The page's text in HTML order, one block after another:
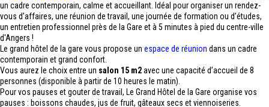
un cadre contemporain, calme et accueillant. Idéal pour organiser un rendez-
vous d’affaires, une réunion de travail, une journée de formation ou d’études,
un entretien professionnel près de la Gare et à 5 minutes à pied du centre-ville
d'Angers !
Le grand hôtel de la gare vous propose un espace de réunion dans un cadre
contemporain et grand confort.
Vous aurez le choix entre un salon 15 m2avec une capacité d’accueil de 8
personnes (disponible à partir de 10 heures le matin).
Pour vos pauses et gouter de travail, Le Grand Hôtel de la Gare organise vos
pauses : boissons chaudes, jus de fruit, gâteaux secs et viennoiseries.